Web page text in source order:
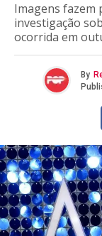
Imagens fazem
investigação
ocorrida em
By